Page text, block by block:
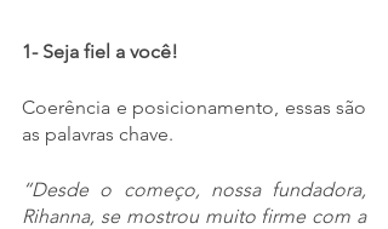
1- Seja fiel a você!
Coerência e posicionamento, essas são
as palavras chave.
“Desde o começo, nossa fundadora,
Rihanna, se mostrou muito firme com a